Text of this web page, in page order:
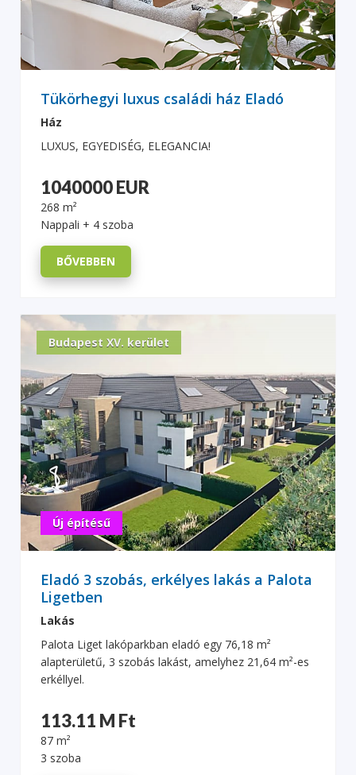
Tükörhegyi luxus családi ház Eladó
Ház
LUXUS, EGYEDISÉG, ELEGANCIA!
1040000 EUR
268 m²
Nappali + 4 szoba
BŐVEBBEN
Budapest XV. kerület
Új építésű
Eladó 3 szobás, erkélyes lakás a Palota
Ligetben
Lakás
Palota Liget lakóparkban eladó egy 76,18 m²
alapterületű, 3 szobás lakást, amelyhez 21,64 m²-es
erkéllyel.
113.11 M Ft
87 m²
3 szoba